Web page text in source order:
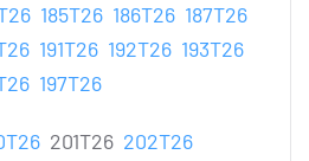
185T26 186T26 187T26
191T26 192T26 193T26
197T26
201T26 202T26